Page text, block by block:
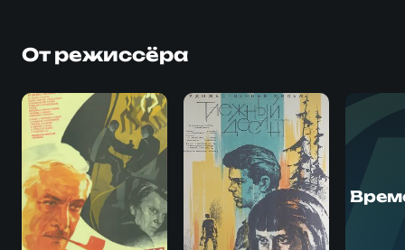
От режиссёра